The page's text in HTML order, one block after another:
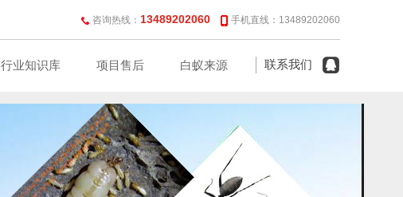
咨询热线： 13489202060 手机直线：13489202060
行业知识库 项目售后 白蚁来源 联系我们